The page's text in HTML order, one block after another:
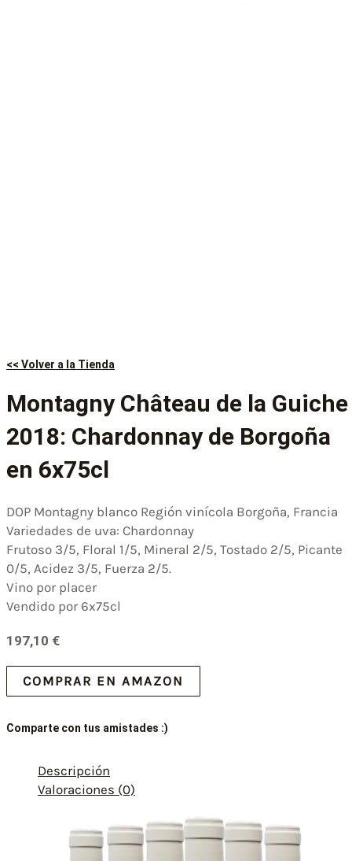
<< Volver a la Tienda
Montagny Château de la Guiche
2018: Chardonnay de Borgoña
en 6x75cl
DOP Montagny blanco Región vinícola Borgoña, Francia
Variedades de uva: Chardonnay
Frutoso 3/5, Floral 1/5, Mineral 2/5, Tostado 2/5, Picante
0/5, Acidez 3/5, Fuerza 2/5.
Vino por placer
Vendido por 6x75cl
197,10 €
COMPRAR EN AMAZON
Comparte con tus amistades :)
Descripción
Valoraciones (0)